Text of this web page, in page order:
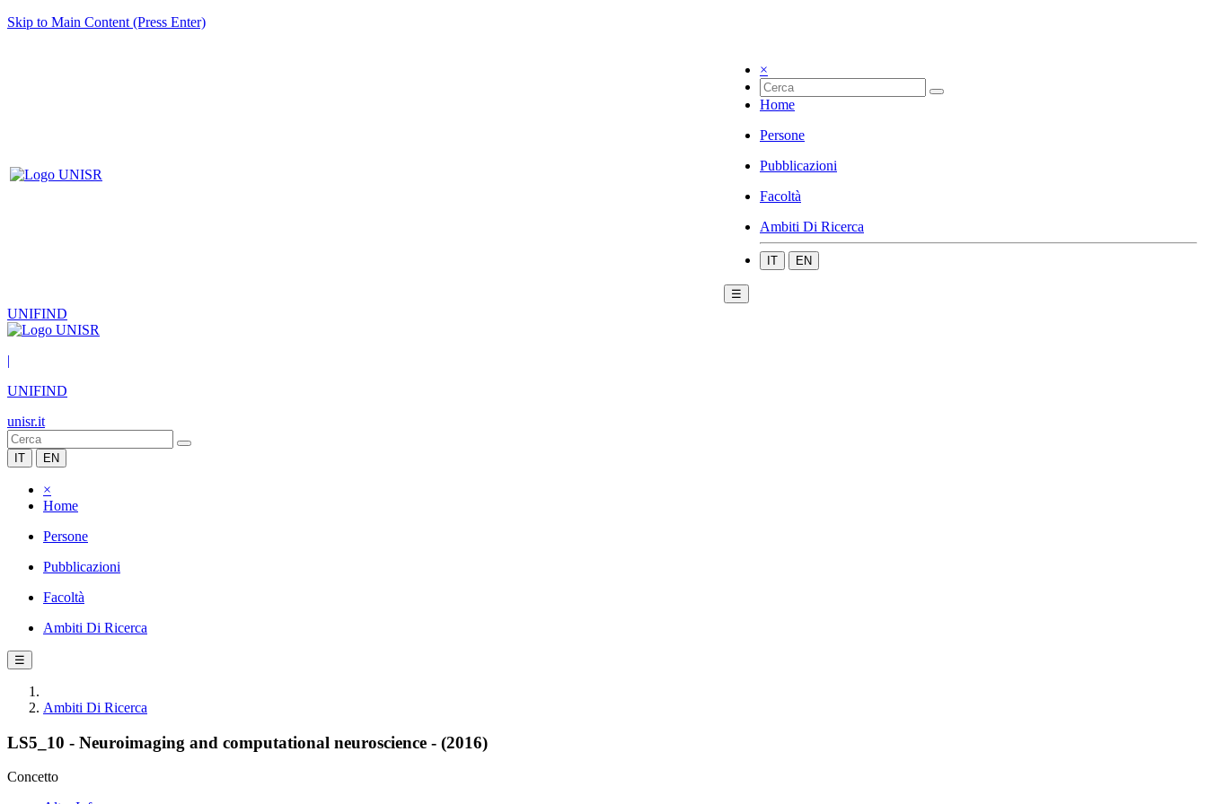
Skip to Main Content (Press Enter)
×
Home
Persone
Pubblicazioni
Facoltà
Ambiti Di Ricerca
IT EN
☰
UNIFIND
|
UNIFIND
unisr.it
IT EN
×
Home
Persone
Pubblicazioni
Facoltà
Ambiti Di Ricerca
☰
Ambiti Di Ricerca
LS5_10 - Neuroimaging and computational neuroscience - (2016)
Concetto